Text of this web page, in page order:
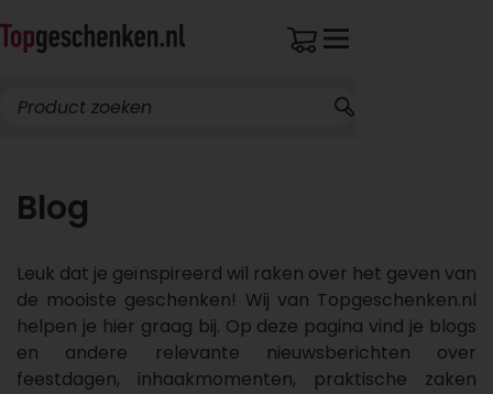
Blog
Leuk dat je geïnspireerd wil raken over het geven van
de mooiste geschenken! Wij van Topgeschenken.nl
helpen je hier graag bij. Op deze pagina vind je blogs
en andere relevante nieuwsberichten over
feestdagen, inhaakmomenten, praktische zaken